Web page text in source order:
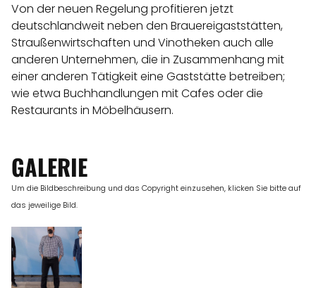
Von der neuen Regelung profitieren jetzt
deutschlandweit neben den Brauereigaststätten,
Straußenwirtschaften und Vinotheken auch alle
anderen Unternehmen, die in Zusammenhang mit
einer anderen Tätigkeit eine Gaststätte betreiben;
wie etwa Buchhandlungen mit Cafes oder die
Restaurants in Möbelhäusern.
GALERIE
Um die Bildbeschreibung und das Copyright einzusehen, klicken Sie bitte auf
das jeweilige Bild.